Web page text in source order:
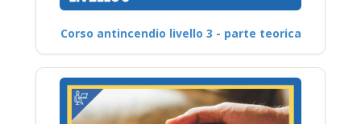
Corso antincendio livello 3 - parte teorica